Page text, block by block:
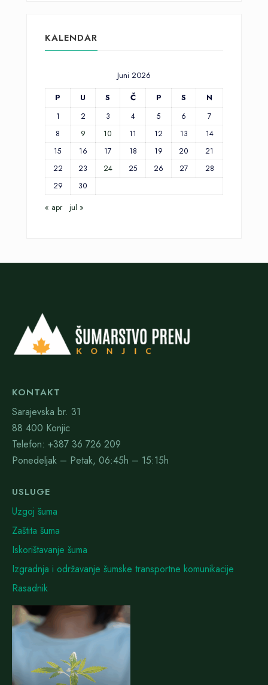
KALENDAR
Juni 2026
P
U S Č P S N
1 2 3 4 5 6
7
8
9 10 11 12 13
14
15
16 17 18 19 20
21
22
23 24 25 26 27
28
29
30
« apr jul »
KONTAKT
Sarajevska br. 31
88 400 Konjic
Telefon: +387 36 726 209
Ponedeljak – Petak, 06:45h – 15:15h
USLUGE
Uzgoj šuma
Zaštita šuma
Iskorištavanje šuma
Izgradnja i održavanje šumske transportne komunikacije
Rasadnik